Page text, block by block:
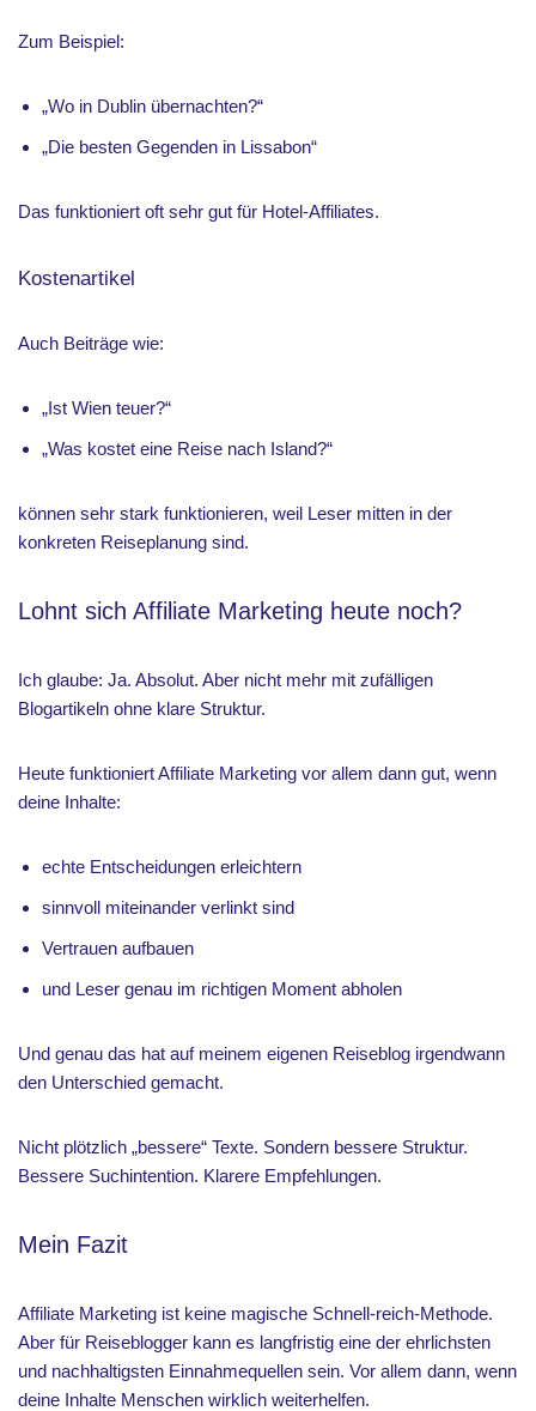
Zum Beispiel:
„Wo in Dublin übernachten?“
„Die besten Gegenden in Lissabon“
Das funktioniert oft sehr gut für Hotel-Affiliates.
Kostenartikel
Auch Beiträge wie:
„Ist Wien teuer?“
„Was kostet eine Reise nach Island?“
können sehr stark funktionieren, weil Leser mitten in der
konkreten Reiseplanung sind.
Lohnt sich Affiliate Marketing heute noch?
Ich glaube: Ja. Absolut. Aber nicht mehr mit zufälligen
Blogartikeln ohne klare Struktur.
Heute funktioniert Affiliate Marketing vor allem dann gut, wenn
deine Inhalte:
echte Entscheidungen erleichtern
sinnvoll miteinander verlinkt sind
Vertrauen aufbauen
und Leser genau im richtigen Moment abholen
Und genau das hat auf meinem eigenen Reiseblog irgendwann
den Unterschied gemacht.
Nicht plötzlich „bessere“ Texte. Sondern bessere Struktur.
Bessere Suchintention. Klarere Empfehlungen.
Mein Fazit
Affiliate Marketing ist keine magische Schnell-reich-Methode.
Aber für Reiseblogger kann es langfristig eine der ehrlichsten
und nachhaltigsten Einnahmequellen sein. Vor allem dann, wenn
deine Inhalte Menschen wirklich weiterhelfen.